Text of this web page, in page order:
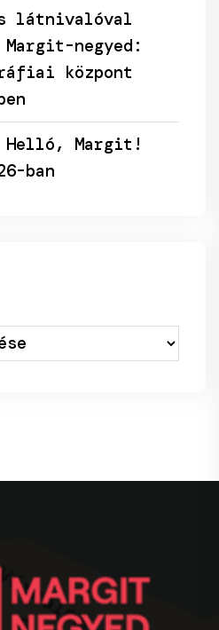
látnivalóval
negyed:
központ
Margit!
ban